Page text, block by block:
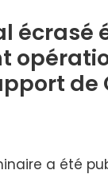
écrasé
de
a été